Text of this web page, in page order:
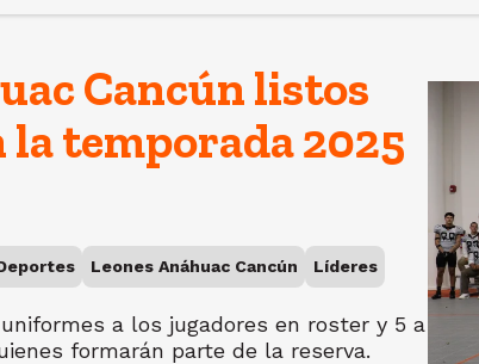
Cancún listos
temporada 2025
Leones Anáhuac Cancún Líderes
a los jugadores en roster y 5 a
formarán parte de la reserva.